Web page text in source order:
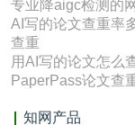
专业降aigc检测的
AI写的论文查重率
查重
用AI写的论文怎么
PaperPass论文查
知网产品